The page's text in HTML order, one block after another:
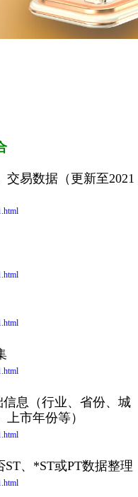
易数据（更新至2021
信息（行业、省份、城
市年份等）
、*ST或PT数据整理